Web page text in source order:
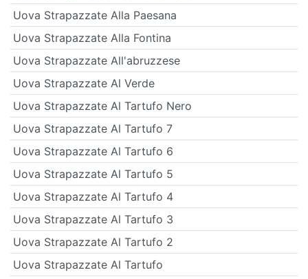
Uova Strapazzate Alla Paesana
Uova Strapazzate Alla Fontina
Uova Strapazzate All'abruzzese
Uova Strapazzate Al Verde
Uova Strapazzate Al Tartufo Nero
Uova Strapazzate Al Tartufo 7
Uova Strapazzate Al Tartufo 6
Uova Strapazzate Al Tartufo 5
Uova Strapazzate Al Tartufo 4
Uova Strapazzate Al Tartufo 3
Uova Strapazzate Al Tartufo 2
Uova Strapazzate Al Tartufo